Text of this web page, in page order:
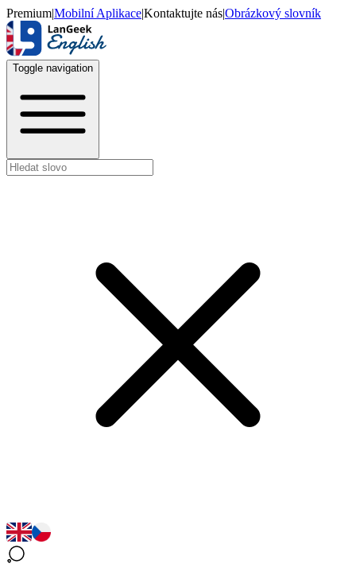
Premium|Mobilní Aplikace|Kontaktujte nás|Obrázkový slovník
Toggle navigation